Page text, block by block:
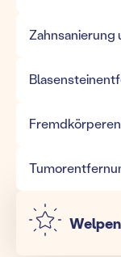
Zahnsanierung